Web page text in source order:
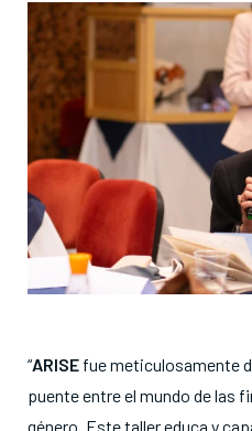
“ARISE fue meticulosamente
puente entre el mundo de las
género. Este taller educa y